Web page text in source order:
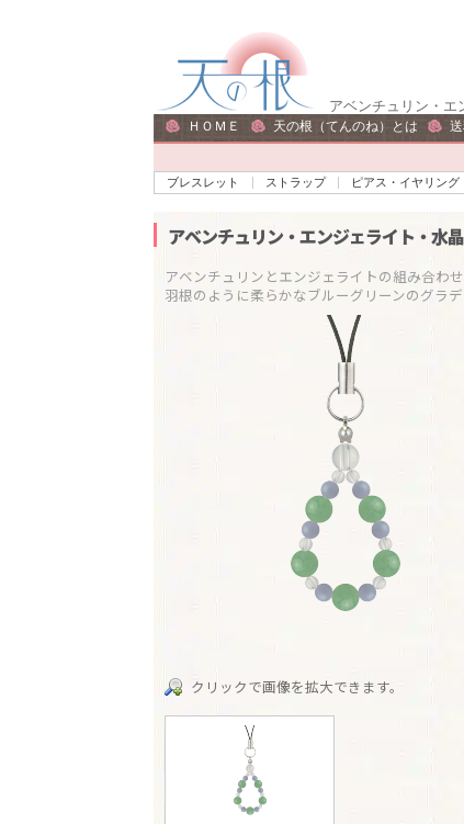
ー
シ
ョ
へ
キ
ン
ツ
へ
キ
プ
アベンチュリン・エ
ＨＯＭＥ 天の根（てんのね）とは
ブレスレット ストラップ ピアス・イヤリング
アベンチュリン・エンジェライト・水晶
アベンチュリンとエンジェライトの組み合わ
クリックで画像を拡大できます。